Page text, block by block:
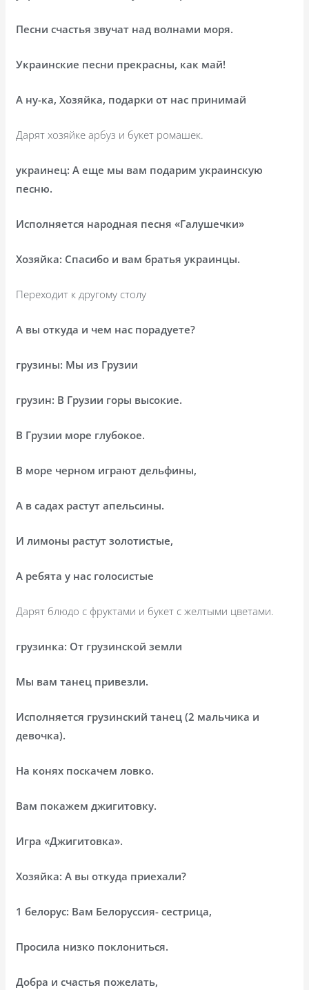
Песни счастья звучат над волнами моря.
Украинские песни прекрасны, как май!
А ну-ка, Хозяйка, подарки от нас принимай
Дарят хозяйке арбуз и букет ромашек.
украинец: А еще мы вам подарим украинскую
песню.
Исполняется народная песня «Галушечки»
Хозяйка: Спасибо и вам братья украинцы.
Переходит к другому столу
А вы откуда и чем нас порадуете?
грузины: Мы из Грузии
грузин: В Грузии горы высокие.
В Грузии море глубокое.
В море черном играют дельфины,
А в садах растут апельсины.
И лимоны растут золотистые,
А ребята у нас голосистые
Дарят блюдо с фруктами и букет с желтыми цветами.
грузинка: От грузинской земли
Мы вам танец привезли.
Исполняется грузинский танец (2 мальчика и
девочка).
На конях поскачем ловко.
Вам покажем джигитовку.
Игра «Джигитовка».
Хозяйка: А вы откуда приехали?
1 белорус: Вам Белоруссия- сестрица,
Просила низко поклониться.
Добра и счастья пожелать,